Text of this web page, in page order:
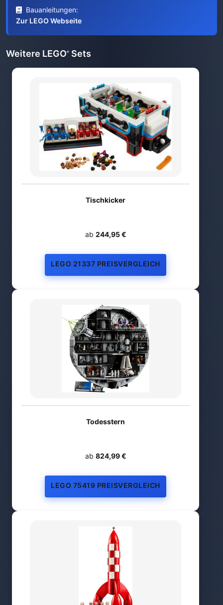
Bauanleitungen:
Zur LEGO Webseite
Weitere LEGO® Sets
Tischkicker
ab 244,95 €
LEGO 21337 PREISVERGLEICH
Todesstern
ab 824,99 €
LEGO 75419 PREISVERGLEICH